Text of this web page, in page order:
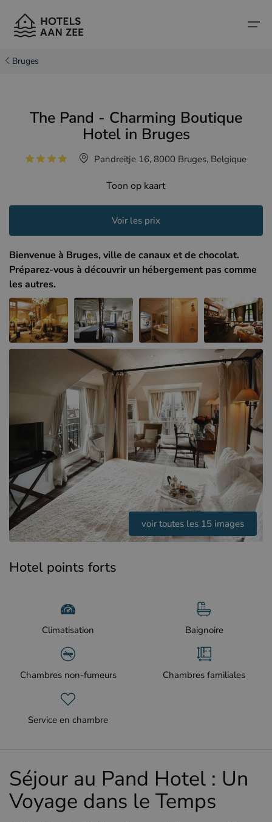
Villes balnéaires populaires
Villes balnéaires populaires
Hôtels à Cadzand (NL)
Hôtels à Blankenberge (BE)
Hôtels à Middelkerke (BE)
Hôtels à Sluis (NL)
Hôtels à Renesse (NL)
Hôtels à Dunkerque (FR)
Pays
Côte belge
Hôtels-boutiques
Conseils et informations sur les voyages
Bruges
The Pand - Charming Boutique
Hotel in Bruges
Pandreitje 16, 8000 Bruges, Belgique
Toon op kaart
Voir les prix
Bienvenue à Bruges, ville de canaux et de chocolat.
Préparez-vous à découvrir un hébergement pas comme
les autres.
voir toutes les 15 images
Hotel points forts
Climatisation Baignoire
Chambres non-fumeurs Chambres familiales
Service en chambre
Séjour au Pand Hotel : Un
Voyage dans le Temps